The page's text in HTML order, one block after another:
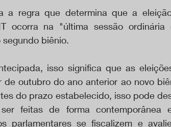
a regra que determina que a
ocorra na "última sessão
biênio.
isso significa que as
de outubro do ano anterior ao novo
do prazo estabelecido, isso pode
feitas de forma contemporânea
parlamentares se fiscalizem e